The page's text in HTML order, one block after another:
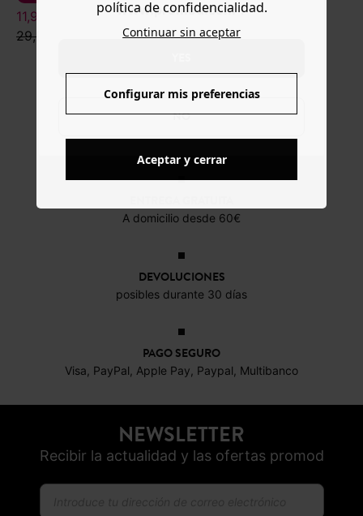
www.promod.com ?
NO
11,99 €
29,99 €
19,99 €
39,99 €
A domicilio desde 60€
DEVOLUCIONES
posibles durante 30 días
PAGO SEGURO
Visa, PayPal, Apple Pay, Paypal, Multibanco
NEWSLETTER
Recibir la actualidad y las ofertas promod
política de confidencialidad.
Continuar sin aceptar
Configurar mis preferencias
Aceptar y cerrar